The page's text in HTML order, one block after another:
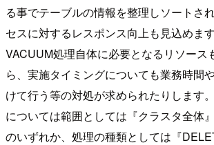
る事でテーブルの情報を整理しソートさ
セスに対するレスポンス向上も見込めま
VACUUM処理自体に必要となるリソース
ら、実施タイミングについても業務時間
けて行う等の対処が求められたりします
については範囲としては『クラスタ全体
のいずれか、処理の種類としては『